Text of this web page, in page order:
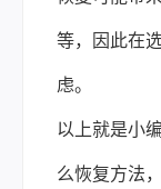
等，因此在
虑。
以上就是小
么恢复方法